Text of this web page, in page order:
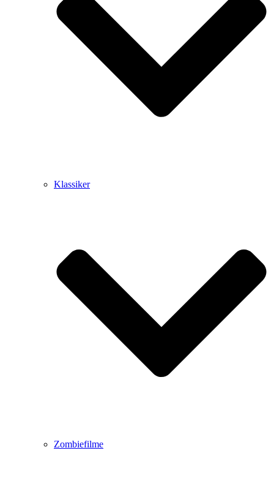
Klassiker
Zombiefilme